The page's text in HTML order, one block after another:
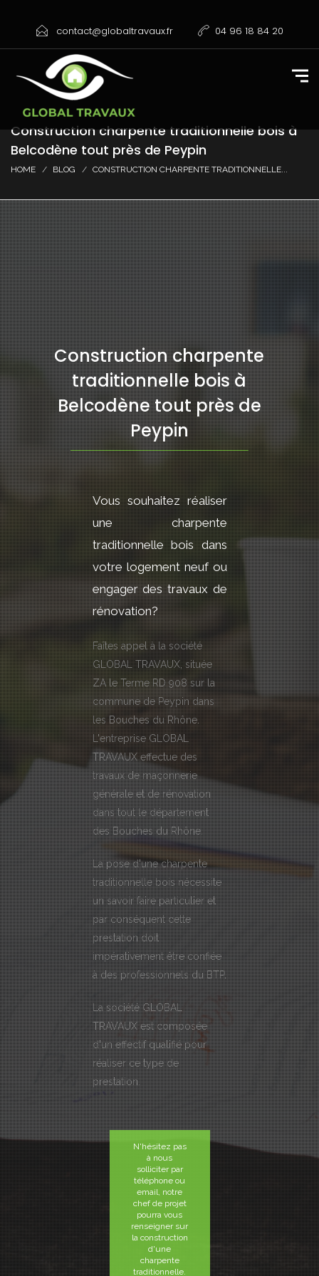
contact@globaltravaux.fr 04 96 18 84 20
Construction charpente traditionnelle bois à
Belcodène tout près de Peypin
HOME BLOG CONSTRUCTION CHARPENTE TRADITIONNELLE...
Construction charpente
traditionnelle bois à
Belcodène tout près de
Peypin
Vous souhaitez réaliser
une charpente
traditionnelle bois dans
votre logement neuf ou
engager des travaux de
rénovation?
Faîtes appel à la société
GLOBAL TRAVAUX, située
ZA le Terme RD 908 sur la
commune de Peypin dans
les Bouches du Rhône.
L'entreprise GLOBAL
TRAVAUX effectue des
travaux de maçonnerie
générale et de rénovation
dans tout le département
des Bouches du Rhône.
La pose d'une charpente
traditionnelle bois nécessite
un savoir faire particulier et
par conséquent cette
prestation doit
impérativement être confiée
à des professionnels du BTP.
La société GLOBAL
TRAVAUX est composée
d'un effectif qualifié pour
réaliser ce type de
prestation.
N'hésitez pas
à nous
solliciter par
téléphone ou
email, notre
chef de projet
pourra vous
renseigner sur
la construction
d'une
charpente
traditionnelle.